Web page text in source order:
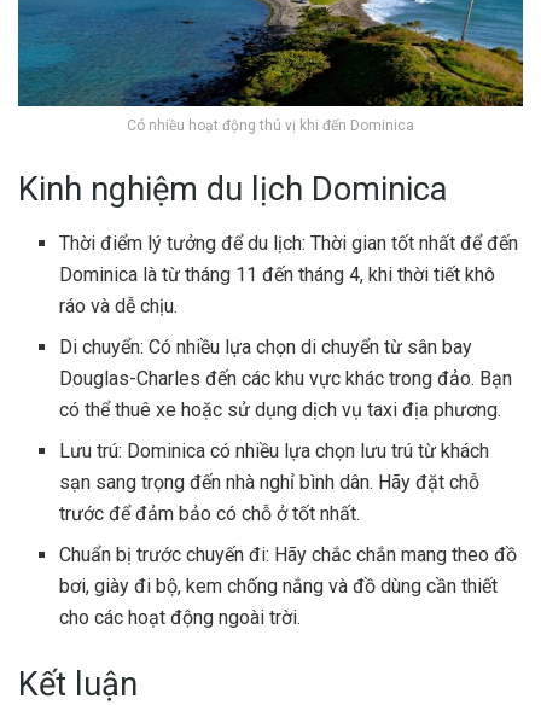
Có nhiều hoạt động thú vị khi đến Dominica
Kinh nghiệm du lịch Dominica
Thời điểm lý tưởng để du lịch: Thời gian tốt nhất để đến
Dominica là từ tháng 11 đến tháng 4, khi thời tiết khô
ráo và dễ chịu.
Di chuyển: Có nhiều lựa chọn di chuyển từ sân bay
Douglas-Charles đến các khu vực khác trong đảo. Bạn
có thể thuê xe hoặc sử dụng dịch vụ taxi địa phương.
Lưu trú: Dominica có nhiều lựa chọn lưu trú từ khách
sạn sang trọng đến nhà nghỉ bình dân. Hãy đặt chỗ
trước để đảm bảo có chỗ ở tốt nhất.
Chuẩn bị trước chuyến đi: Hãy chắc chắn mang theo đồ
bơi, giày đi bộ, kem chống nắng và đồ dùng cần thiết
cho các hoạt động ngoài trời.
Kết luận